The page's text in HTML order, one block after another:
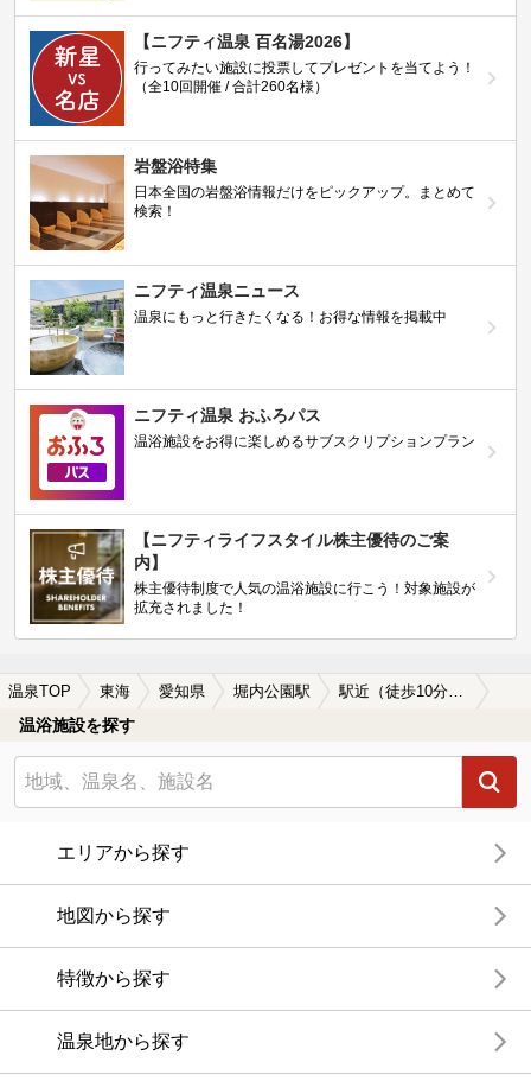
【ニフティ温泉 百名湯2026】
行ってみたい施設に投票してプレゼントを当てよう！
（全10回開催 / 合計260名様）
岩盤浴特集
日本全国の岩盤浴情報だけをピックアップ。まとめて
検索！
ニフティ温泉ニュース
温泉にもっと行きたくなる！お得な情報を掲載中
ニフティ温泉 おふろパス
温浴施設をお得に楽しめるサブスクリプションプラン
【ニフティライフスタイル株主優待のご案
内】
株主優待制度で人気の温浴施設に行こう！対象施設が
拡充されました！
温泉TOP 東海 愛知県 堀内公園駅 駅近（徒歩10分以内）の堀内公園駅近くの温泉、日帰り温泉、スーパー銭湯おすすめ
温浴施設を探す
エリアから探す
地図から探す
特徴から探す
温泉地から探す